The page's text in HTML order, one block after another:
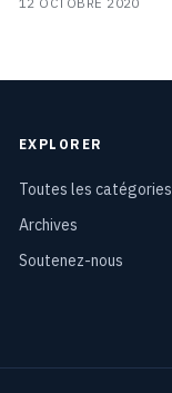
EXPLORER
Toutes les catégories
Archives
Soutenez-nous